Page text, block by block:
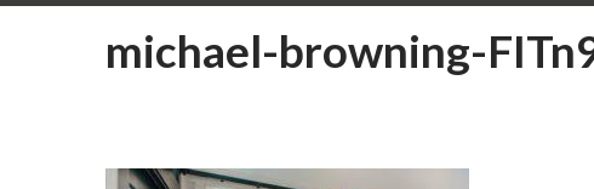
michael-browning-